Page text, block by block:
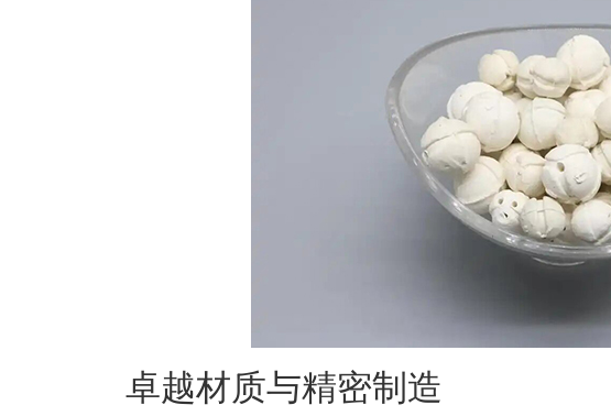
卓越材质与精密制造